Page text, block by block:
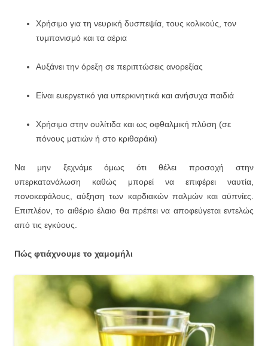
Χρήσιμο για τη νευρική δυσπεψία, τους κολικούς, τον
τυμπανισμό και τα αέρια
Αυξάνει την όρεξη σε περιπτώσεις ανορεξίας
Είναι ευεργετικό για υπερκινητικά και ανήσυχα παιδιά
Χρήσιμο στην ουλίτιδα και ως οφθαλμική πλύση (σε
πόνους ματιών ή στο κριθαράκι)
Να μην ξεχνάμε όμως ότι θέλει προσοχή στην
υπερκατανάλωση καθώς μπορεί να επιφέρει ναυτία,
πονοκεφάλους, αύξηση των καρδιακών παλμών και αϋπνίες.
Επιπλέον, το αιθέριο έλαιο θα πρέπει να αποφεύγεται εντελώς
από τις εγκύους.
Πώς φτιάχνουμε το χαμομήλι